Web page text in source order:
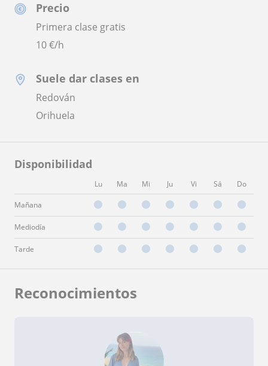
Precio
Primera clase gratis
10€/h
Suele dar clases en
Redován
Orihuela
Disponibilidad
Lu Ma Mi Ju Vi Sá Do
Mañana
Mediodía
Tarde
Reconocimientos